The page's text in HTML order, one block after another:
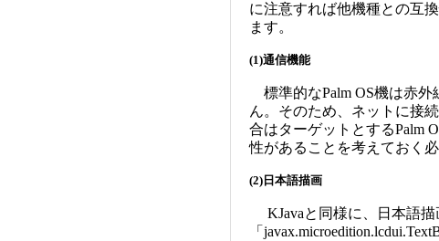
に注意すれば他機種との互
ます。
(1)通信機能
標準的なPalm OS機は赤外
ん。そのため、ネットに接
合はターゲットとするPalm
性があることを考えておく必
(2)日本語描画
KJavaと同様に、日本語描
「